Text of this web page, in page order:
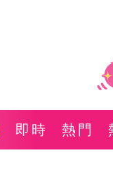
即時 熱門